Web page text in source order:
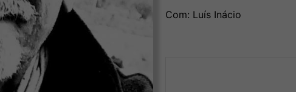
Com: Luís Inácio